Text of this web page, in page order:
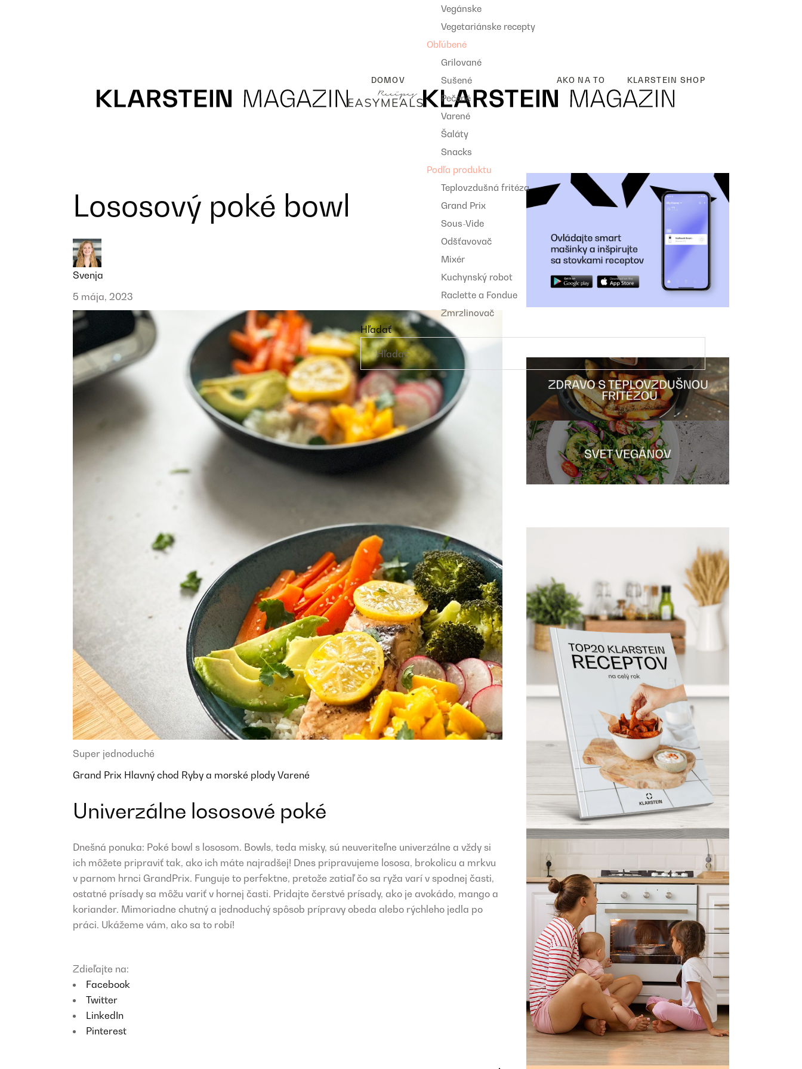
DOMOV
Vegánske
Vegetariánske recepty
Obľúbené
Grilované
Sušené
Pečené
Varené
Šaláty
Snacks
Podľa produktu
Teplovzdušná fritéza
Grand Prix
Sous-Vide
Odšťavovač
Mixér
Kuchynský robot
Raclette a Fondue
Zmrzlinovač
AKO NA TO KLARSTEIN SHOP
Hľadať
Lososový poké bowl
Svenja
5 mája, 2023
Super jednoduché
Grand Prix Hlavný chod Ryby a morské plody Varené
Univerzálne lososové poké
Dnešná ponuka: Poké bowl s lososom. Bowls, teda misky, sú neuveriteľne univerzálne a vždy si
ich môžete pripraviť tak, ako ich máte najradšej! Dnes pripravujeme lososa, brokolicu a mrkvu
v parnom hrnci GrandPrix. Funguje to perfektne, pretože zatiaľ čo sa ryža varí v spodnej časti,
ostatné prísady sa môžu variť v hornej časti. Pridajte čerstvé prísady, ako je avokádo, mango a
koriander. Mimoriadne chutný a jednoduchý spôsob prípravy obeda alebo rýchleho jedla po
práci. Ukážeme vám, ako sa to robí!
Zdieľajte na:
Facebook
Twitter
LinkedIn
Pinterest